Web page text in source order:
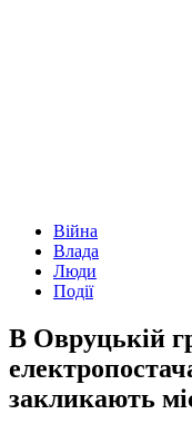
Війна
Влада
Люди
Події
В Овруцькій
закликають